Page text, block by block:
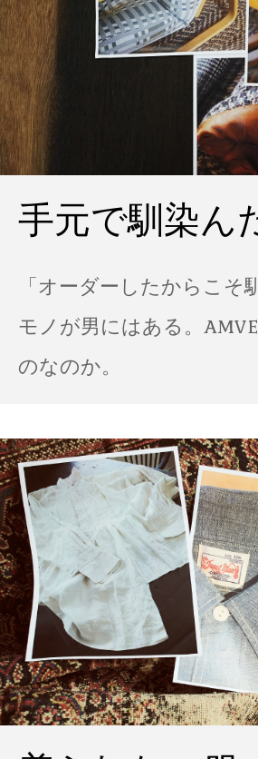
手元で馴染ん
「オーダーしたからこ
モノが男にはある。
のなのか。